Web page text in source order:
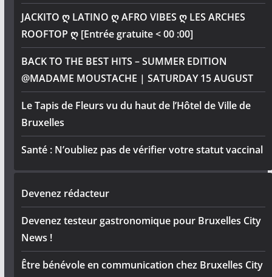
JACKITO ღ LATINO ღ AFRO VIBES ღ LES ARCHES
ROOFTOP ღ [Entrée gratuite < 00 :00]
BACK TO THE BEST HITS – SUMMER EDITION
@MADAME MOUSTACHE | SATURDAY 15 AUGUST
Le Tapis de Fleurs vu du haut de l’Hôtel de Ville de
Bruxelles
Santé : N’oubliez pas de vérifier votre statut vaccinal
Devenez rédacteur
Devenez testeur gastronomique pour Bruxelles City
News !
Être bénévole en communication chez Bruxelles City